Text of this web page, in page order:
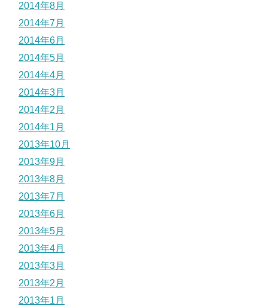
2014年8月
2014年7月
2014年6月
2014年5月
2014年4月
2014年3月
2014年2月
2014年1月
2013年10月
2013年9月
2013年8月
2013年7月
2013年6月
2013年5月
2013年4月
2013年3月
2013年2月
2013年1月